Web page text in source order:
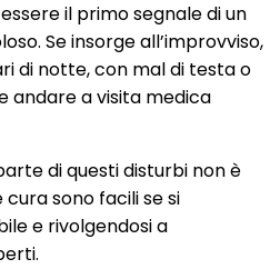
il primo segnale di un
Se insorge all’improvviso,
di notte, con mal di testa o
andare a visita medica
di questi disturbi non è
sono facili se si
e rivolgendosi a